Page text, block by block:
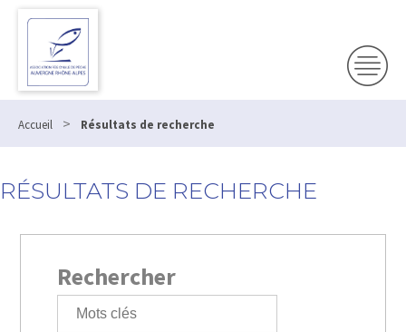
Accueil > Résultats de recherche
RÉSULTATS DE RECHERCHE
Rechercher